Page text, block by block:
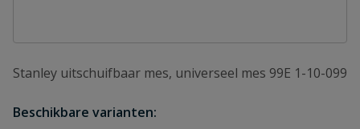
Stanley uitschuifbaar mes, universeel mes 99E 1-10-099
Beschikbare varianten: